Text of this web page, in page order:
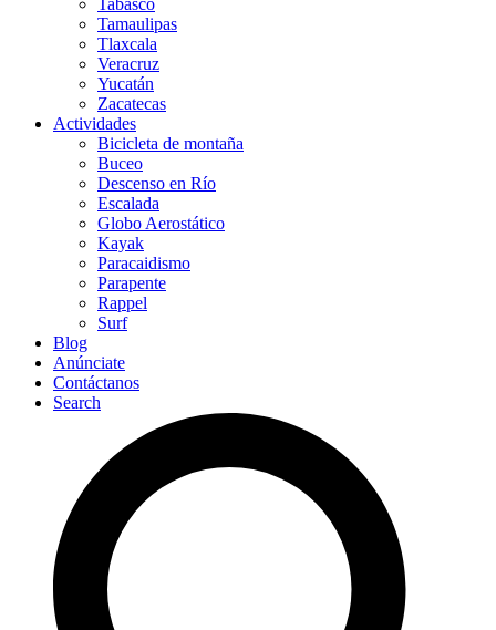
Tabasco
Tamaulipas
Tlaxcala
Veracruz
Yucatán
Zacatecas
Actividades
Bicicleta de montaña
Buceo
Descenso en Río
Escalada
Globo Aerostático
Kayak
Paracaidismo
Parapente
Rappel
Surf
Blog
Anúnciate
Contáctanos
Search